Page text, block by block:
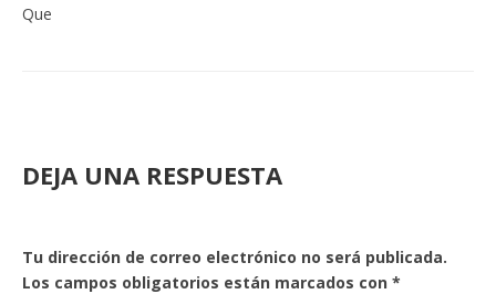
Que
DEJA UNA RESPUESTA
Tu dirección de correo electrónico no será publicada.
Los campos obligatorios están marcados con *